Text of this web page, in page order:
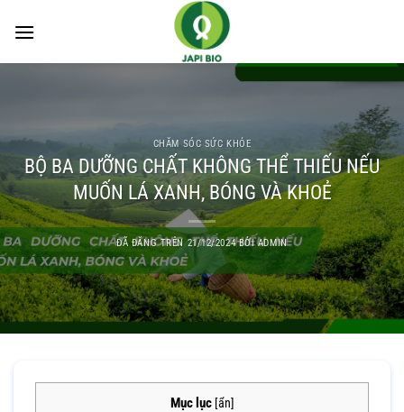
đến
CHĂM SÓC SỨC KHỎE
BỘ BA DƯỠNG CHẤT KHÔNG THỂ THIẾU NẾU
MUỐN LÁ XANH, BÓNG VÀ KHOẺ
ĐÃ ĐĂNG TRÊN21/12/2024 BỞIADMIN
Mục lục [ẩn]